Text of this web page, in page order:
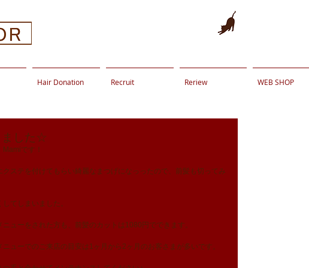
Hair Donation Recruit Reriew WEB SHOP
ました☆
Mamiです！
クステを付けてもらい綺麗なまつげになっったので、前髪も切ってみ
してしまいました。
ニューをされた方も、前髪のカットは1080円でできます。
ニューでのご来店の目安は1ヶ月から2ヶ月のお客さまが多いです。